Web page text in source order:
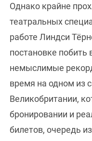
Однако крайне
театральных
работе Линдси
постановке
немыслимые
время на одном из
Великобритании,
бронировании и
билетов, очередь